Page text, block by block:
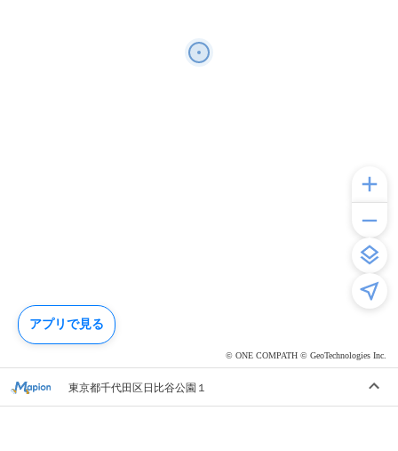
© ONE COMPATH © GeoTechnologies Inc.
東京都千代田区日比谷公園１
アプリで見る